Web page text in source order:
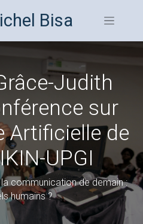
Bisa
Judith
sur
Artificielle de
UPGI
communication de demain :
humains ?